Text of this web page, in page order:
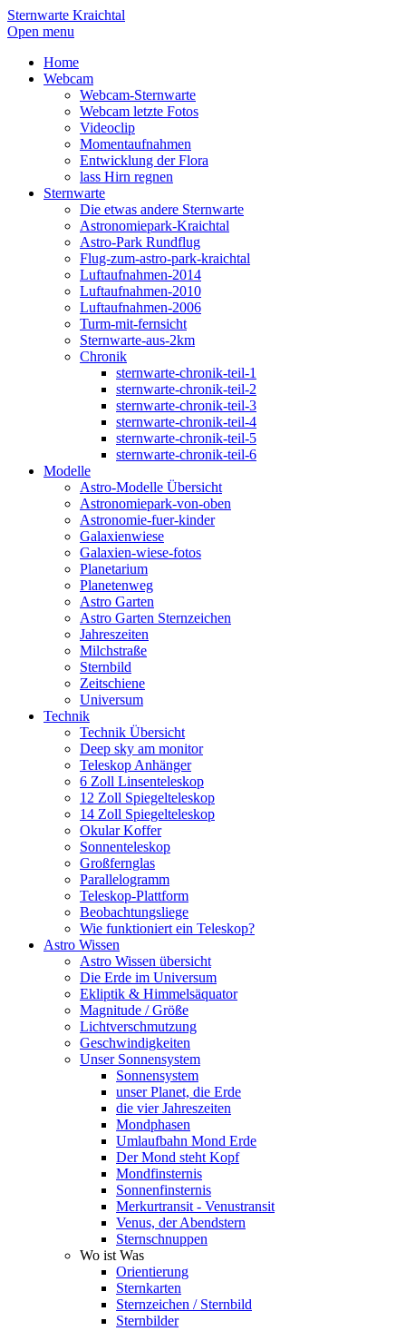
Sternwarte Kraichtal
Open menu
Home
Webcam
Webcam-Sternwarte
Webcam letzte Fotos
Videoclip
Momentaufnahmen
Entwicklung der Flora
lass Hirn regnen
Sternwarte
Die etwas andere Sternwarte
Astronomiepark-Kraichtal
Astro-Park Rundflug
Flug-zum-astro-park-kraichtal
Luftaufnahmen-2014
Luftaufnahmen-2010
Luftaufnahmen-2006
Turm-mit-fernsicht
Sternwarte-aus-2km
Chronik
sternwarte-chronik-teil-1
sternwarte-chronik-teil-2
sternwarte-chronik-teil-3
sternwarte-chronik-teil-4
sternwarte-chronik-teil-5
sternwarte-chronik-teil-6
Modelle
Astro-Modelle Übersicht
Astronomiepark-von-oben
Astronomie-fuer-kinder
Galaxienwiese
Galaxien-wiese-fotos
Planetarium
Planetenweg
Astro Garten
Astro Garten Sternzeichen
Jahreszeiten
Milchstraße
Sternbild
Zeitschiene
Universum
Technik
Technik Übersicht
Deep sky am monitor
Teleskop Anhänger
6 Zoll Linsenteleskop
12 Zoll Spiegelteleskop
14 Zoll Spiegelteleskop
Okular Koffer
Sonnenteleskop
Großfernglas
Parallelogramm
Teleskop-Plattform
Beobachtungsliege
Wie funktioniert ein Teleskop?
Astro Wissen
Astro Wissen übersicht
Die Erde im Universum
Ekliptik & Himmelsäquator
Magnitude / Größe
Lichtverschmutzung
Geschwindigkeiten
Unser Sonnensystem
Sonnensystem
unser Planet, die Erde
die vier Jahreszeiten
Mondphasen
Umlaufbahn Mond Erde
Der Mond steht Kopf
Mondfinsternis
Sonnenfinsternis
Merkurtransit - Venustransit
Venus, der Abendstern
Sternschnuppen
Wo ist Was
Orientierung
Sternkarten
Sternzeichen / Sternbild
Sternbilder